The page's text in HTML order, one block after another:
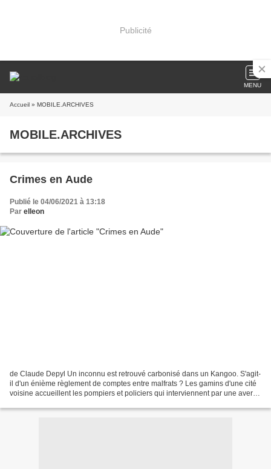
Publicité
MENU
Accueil » MOBILE.ARCHIVES
MOBILE.ARCHIVES
Crimes en Aude
Publié le 04/06/2021 à 13:18
Par elleon
de Claude Depyl Un inconnu est retrouvé carbonisé dans un Kangoo. S'agit-
il d'un énième règlement de comptes entre malfrats ? Les gamins d'une cité
voisine accueillent les pompiers et policiers qui interviennent par une averse